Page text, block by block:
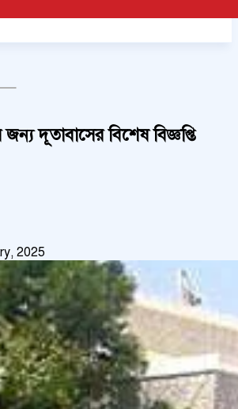
দূতাবাসের বিশেষ বিজ্ঞপ্তি
2025